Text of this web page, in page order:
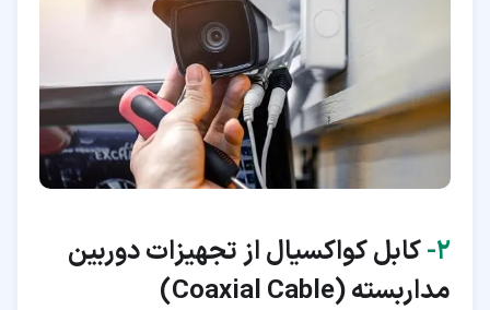
۲‏- کابل کواکسیالاز تجهیزات دوربین
مداربسته (Coaxial Cable)